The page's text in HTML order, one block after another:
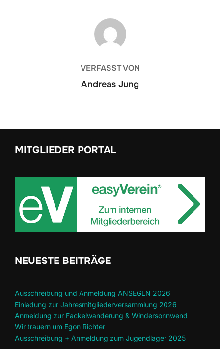
BEITRAGSAUTOR
VERFASST VON
Andreas Jung
MITGLIEDER PORTAL
NEUESTE BEITRÄGE
Ausschreibung und Anmeldung ANSEGLN 2026
Einladung zur Jahresmitgliederversammlung 2026
Anmeldung zur Fackelwanderung & Windersonnwend
Wir trauern um Egon Richter
Ausschreibung + Anmeldung zum Jugendlager 2025